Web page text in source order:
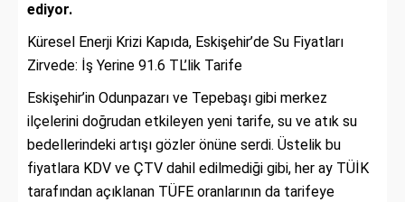
ediyor.
Küresel Enerji Krizi Kapıda, Eskişehir’de Su Fiyatları
Zirvede: İş Yerine 91.6 TL’lik Tarife
Eskişehir’in Odunpazarı ve Tepebaşı gibi merkez
ilçelerini doğrudan etkileyen yeni tarife, su ve atık su
bedellerindeki artışı gözler önüne serdi. Üstelik bu
fiyatlara KDV ve ÇTV dahil edilmediği gibi, her ay TÜİK
tarafından açıklanan TÜFE oranlarının da tarifeye